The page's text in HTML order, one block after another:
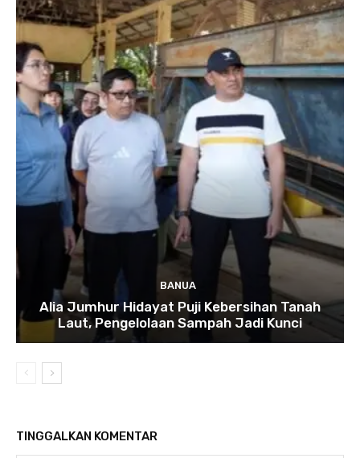
BANUA
Alia Jumhur Hidayat Puji Kebersihan Tanah
Laut, Pengelolaan Sampah Jadi Kunci
TINGGALKAN KOMENTAR